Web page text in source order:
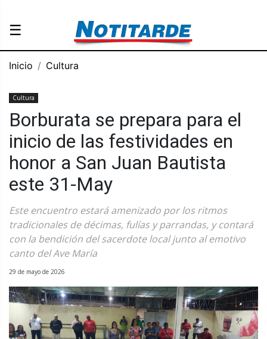
☰
Inicio Cultura
Cultura
Borburata se prepara para el
inicio de las festividades en
honor a San Juan Bautista
este 31-May
Este encuentro estará amenizado por los ritmos
tradicionales de décimas, fulías y parrandas, y contará
con la bendición del sacerdote local junto al emotivo
canto del Ave María
29 de mayo de 2026